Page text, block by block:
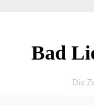
Bad
Die